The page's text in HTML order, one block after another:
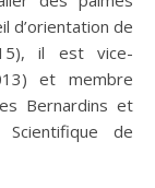
d’orientation de
il est vice-
et membre
Bernardins et
de